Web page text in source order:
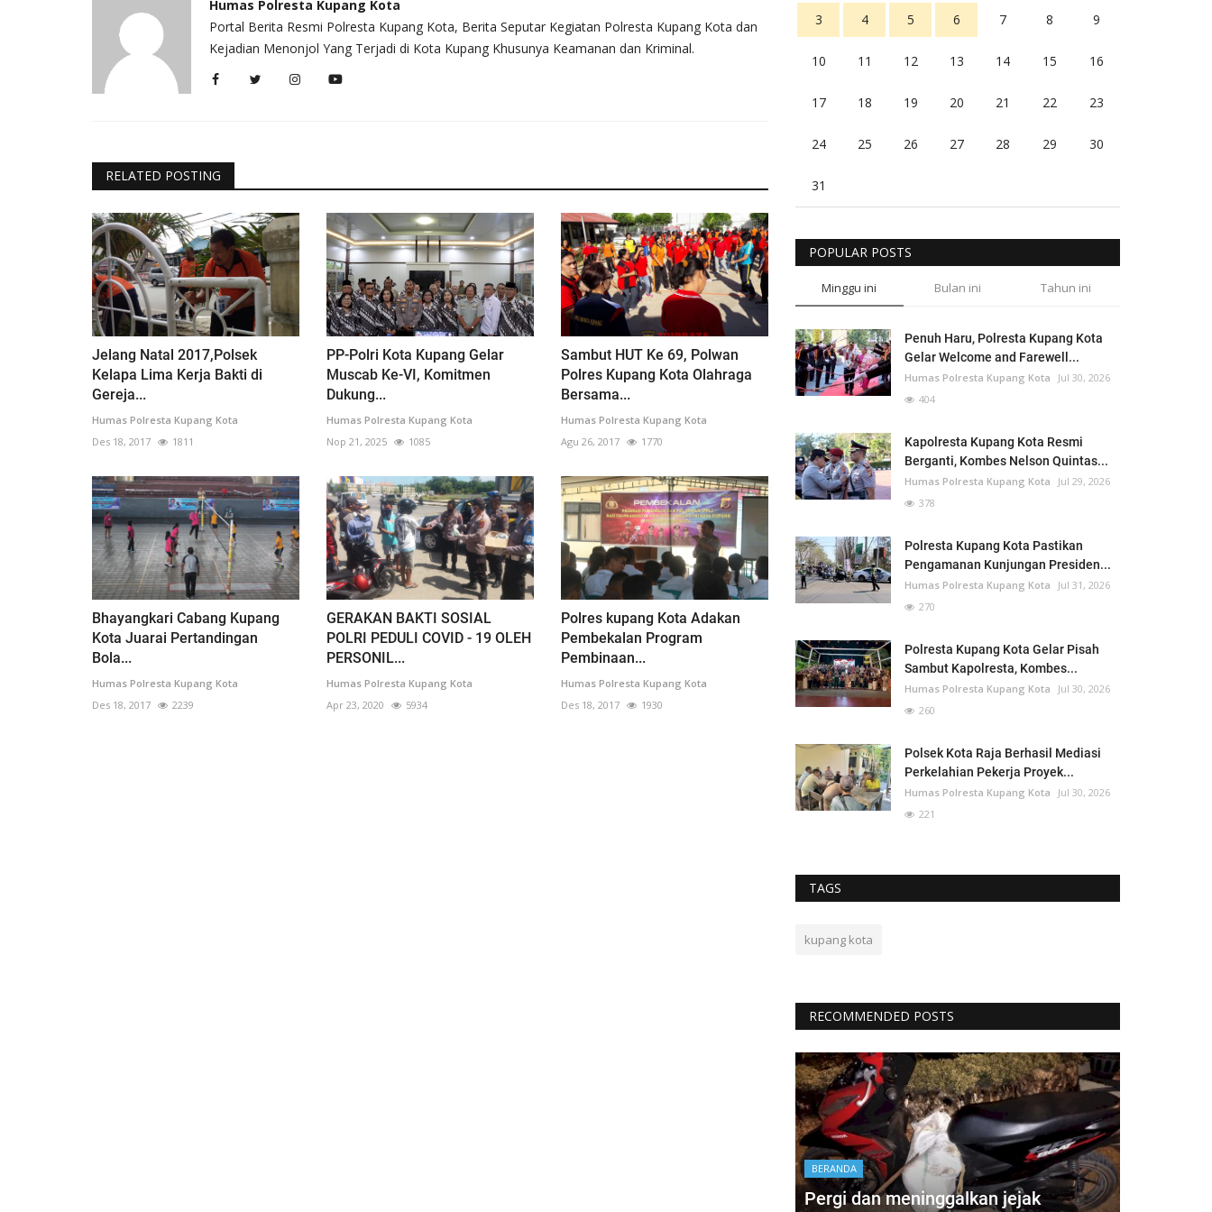
Humas Polresta Kupang Kota
Portal Berita Resmi Polresta Kupang Kota, Berita Seputar Kegiatan Polresta Kupang Kota dan
Kejadian Menonjol Yang Terjadi di Kota Kupang Khusunya Keamanan dan Kriminal.
RELATED POSTING
Jelang Natal 2017,Polsek
Kelapa Lima Kerja Bakti di
Gereja...
Humas Polresta Kupang Kota
Des 18, 2017
1811
PP-Polri Kota Kupang Gelar
Muscab Ke-VI, Komitmen
Dukung...
Humas Polresta Kupang Kota
Nop 21, 2025
1085
Sambut HUT Ke 69, Polwan
Polres Kupang Kota Olahraga
Bersama...
Humas Polresta Kupang Kota
Agu 26, 2017
1770
Bhayangkari Cabang Kupang
Kota Juarai Pertandingan
Bola...
Humas Polresta Kupang Kota
Des 18, 2017
2239
GERAKAN BAKTI SOSIAL
POLRI PEDULI COVID - 19 OLEH
PERSONIL...
Humas Polresta Kupang Kota
Apr 23, 2020
5934
Polres kupang Kota Adakan
Pembekalan Program
Pembinaan...
Humas Polresta Kupang Kota
Des 18, 2017
1930
3 4 5 6 7 8 9
10 11 12 13 14 15 16
17 18 19 20 21 22 23
24 25 26 27 28 29 30
31
POPULAR POSTS
Minggu ini Bulan ini Tahun ini
Penuh Haru, Polresta Kupang Kota
Gelar Welcome and Farewell...
Humas Polresta Kupang Kota
Jul 30, 2026
404
Kapolresta Kupang Kota Resmi
Berganti, Kombes Nelson Quintas...
Humas Polresta Kupang Kota
Jul 29, 2026
378
Polresta Kupang Kota Pastikan
Pengamanan Kunjungan Presiden...
Humas Polresta Kupang Kota
Jul 31, 2026
270
Polresta Kupang Kota Gelar Pisah
Sambut Kapolresta, Kombes...
Humas Polresta Kupang Kota
Jul 30, 2026
260
Polsek Kota Raja Berhasil Mediasi
Perkelahian Pekerja Proyek...
Humas Polresta Kupang Kota
Jul 30, 2026
221
TAGS
kupang kota
RECOMMENDED POSTS
BERANDA
Pergi dan meninggalkan jejak